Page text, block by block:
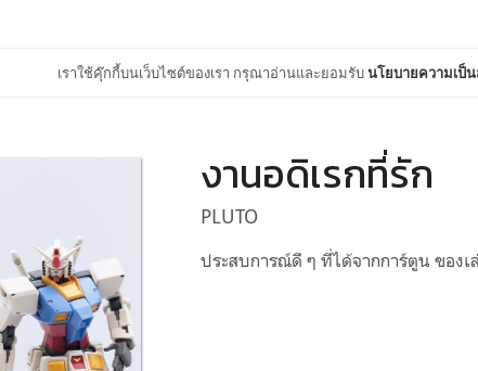
เราใช้คุ๊กกี้บนเว็บไซต์ของเรา กรุณาอ่านและยอมรับนโยบายความเป็
งานอดิเรกที่รัก
PLUTO
ประสบการณ์ดี ๆ ที่ได้จากการ์ตูน ของ